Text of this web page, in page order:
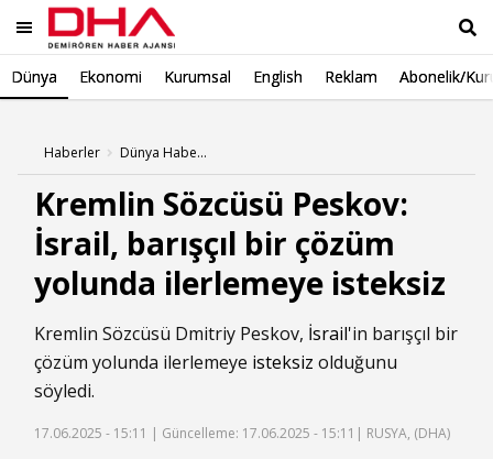
Dünya Ekonomi Kurumsal English Reklam Abonelik/
Haberler Dünya Haberleri
Kremlin Sözcüsü Peskov:
İsrail, barışçıl bir çözüm
yolunda ilerlemeye isteksiz
Kremlin Sözcüsü Dmitriy Peskov, İsrail'in barışçıl bir
çözüm yolunda ilerlemeye isteksiz olduğunu
söyledi.
17.06.2025 - 15:11 | Güncelleme: 17.06.2025 - 15:11 | RUSYA, (DHA)